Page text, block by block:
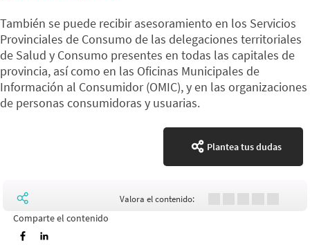
También se puede recibir asesoramiento en los Servicios
Provinciales de Consumo de las delegaciones territoriales
de Salud y Consumo presentes en todas las capitales de
provincia, así como en las Oficinas Municipales de
Información al Consumidor (OMIC), y en las organizaciones
de personas consumidoras y usuarias.
Plantea tus dudas
Comparte el contenido
Valora el contenido: